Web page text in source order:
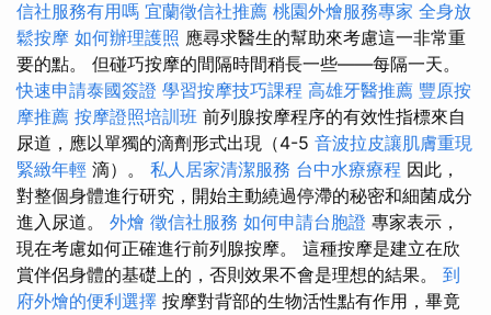
信社服務有用嗎 宜蘭徵信社推薦 桃園外燴服務專家 全身放
鬆按摩 如何辦理護照 應尋求醫生的幫助來考慮這一非常重
要的點。 但碰巧按摩的間隔時間稍長一些——每隔一天。
快速申請泰國簽證 學習按摩技巧課程 高雄牙醫推薦 豐原按
摩推薦 按摩證照培訓班 前列腺按摩程序的有效性指標來自
尿道，應以單獨的滴劑形式出現（4-5 音波拉皮讓肌膚重現
緊緻年輕 滴）。 私人居家清潔服務 台中水療療程 因此，
對整個身體進行研究，開始主動繞過停滯的秘密和細菌成分
進入尿道。 外燴 徵信社服務 如何申請台胞證 專家表示，
現在考慮如何正確進行前列腺按摩。 這種按摩是建立在欣
賞伴侶身體的基礎上的，否則效果不會是理想的結果。 到
府外燴的便利選擇 按摩對背部的生物活性點有作用，畢竟